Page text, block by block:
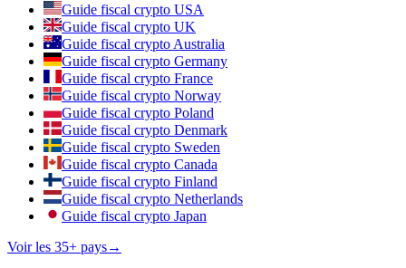
Guide fiscal crypto USA
Guide fiscal crypto UK
Guide fiscal crypto Australia
Guide fiscal crypto Germany
Guide fiscal crypto France
Guide fiscal crypto Norway
Guide fiscal crypto Poland
Guide fiscal crypto Denmark
Guide fiscal crypto Sweden
Guide fiscal crypto Canada
Guide fiscal crypto Finland
Guide fiscal crypto Netherlands
Guide fiscal crypto Japan
Voir les 35+ pays→